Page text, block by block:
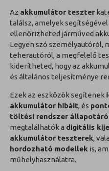
Az akkumulátor teszter
találsz, amelyek
ellenőrizheted járműved
Legyen szó személyautóról,
teherautóról, a megfelelő
kiderítheted, hogy az
és általános teljesítménye
Ezek az eszközök segítenek
akkumulátor hibáit, és
töltési rendszer
megtalálhatók a digitális
akkumulátor teszterek,
hordozható modellek is,
műhelyhasználatra.